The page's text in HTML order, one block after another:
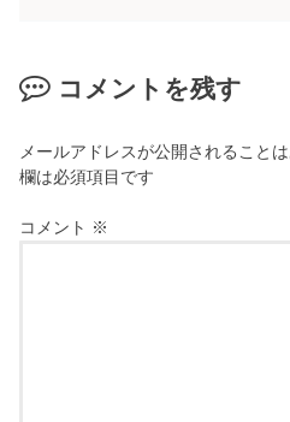
コメントを残す
メールアドレスが公開されることは
欄は必須項目です
コメント ※